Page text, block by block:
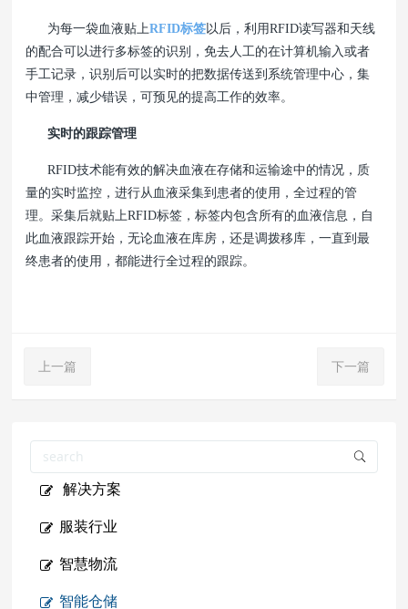
为每一袋血液贴上RFID标签以后，利用RFID读写器和天线
的配合可以进行多标签的识别，免去人工的在计算机输入或者
手工记录，识别后可以实时的把数据传送到系统管理中心，集
中管理，减少错误，可预见的提高工作的效率。
实时的跟踪管理
RFID技术能有效的解决血液在存储和运输途中的情况，质
量的实时监控，进行从血液采集到患者的使用，全过程的管
理。采集后就贴上RFID标签，标签内包含所有的血液信息，自
此血液跟踪开始，无论血液在库房，还是调拨移库，一直到最
终患者的使用，都能进行全过程的跟踪。
上一篇 下一篇
解决方案
服装行业
智慧物流
智能仓储